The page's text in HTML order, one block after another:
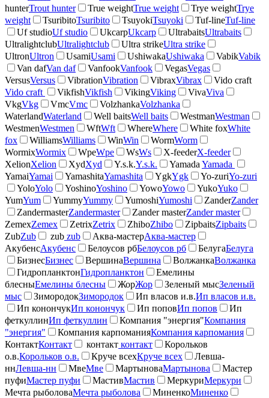
hunterTrout hunter True weightTrue weight Trye weightTrye
weight
TsuribitoTsuribito TsuyokiTsuyoki Tuf-lineTuf-line
Uf studioUf studio UkcarpUkcarp UltrabaitsUltrabaits
UltralightclubUltralightclub Ultra strikeUltra strike
UltronUltron UsamiUsami UshiwakaUshiwaka VabikVabik
Van dafVan daf VanfookVanfook VegasVegas
VersusVersus VibrationVibration VibraxVibrax
Vido craft
Vido craft
VikfishVikfish VikingViking VivaViva
VkgVkg VmcVmc VolzhankaVolzhanka
WaterlandWaterland Well baitsWell baits WestmanWestman
WestmenWestmen WftWft WhereWhere White foxWhite
fox
WilliamsWilliams WinWin WormWorm
WormixWormix WpeWpe WsWs X-feederX-feeder
XelionXelion XydXyd Y.s.k.Y.s.k. Yamada Yamada
YamaiYamai YamashitaYamashita YgkYgk Yo-zuriYo-zuri
YoloYolo YoshinoYoshino YowoYowo YukoYuko
YumYum YummyYummy YumoshiYumoshi ZanderZander
ZandermasterZandermaster Zander masterZander master
ZemexZemex ZetrixZetrix ZhiboZhibo ZipbaitsZipbaits
ZubZub zub zub Аква-мастерАква-мастер
АкубенсАкубенс Белоусов рбБелоусов рб БелугаБелуга
БизнесБизнес ВершинаВершина ВолжанкаВолжанка
ГидропланктонГидропланктон
Емелины
блесныЕмелины блесны ЖорЖор Зеленый мысЗеленый
мыс
ЗимородокЗимородок Ип власов и.в.Ип власов и.в.
Ип конончукИп конончук Ип поповИп попов
Ип
феткуллинИп феткуллин Компания "энергия"Компания
"энергия"
Компания карпоманияКомпания карпомания
КонтактКонтакт контакт контакт
Корольков
о.в.Корольков о.в. Круче всехКруче всех
Левша-
ннЛевша-нн МвеМве МартыноваМартынова
Мастер
пуфиМастер пуфи МастивМастив МеркуриМеркури
Мечта рыболоваМечта рыболова МиненкоМиненко